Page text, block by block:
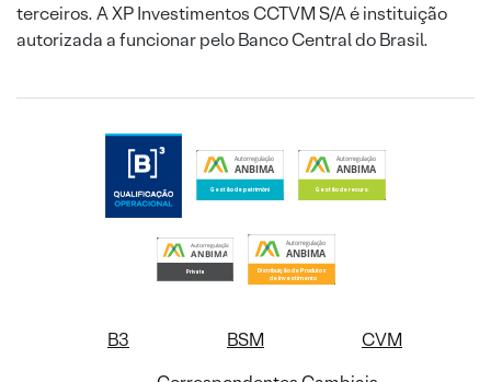
terceiros. A XP Investimentos CCTVM S/A é instituição
autorizada a funcionar pelo Banco Central do Brasil.
B3 BSM
CVM